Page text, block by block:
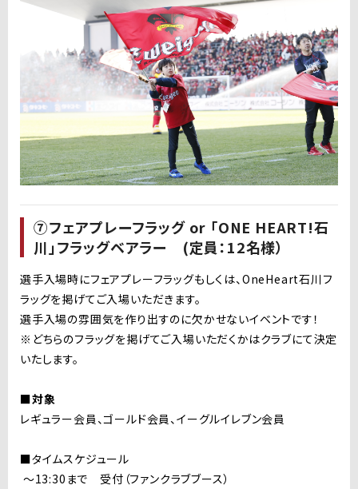
⑦フェアプレーフラッグ or 「ONE HEART!石
川」フラッグベアラー (定員：12名様）
選手入場時にフェアプレーフラッグもしくは、OneHeart石川フ
ラッグを掲げてご入場いただきます。
選手入場の雰囲気を作り出すのに欠かせないイベントです！
※どちらのフラッグを掲げてご入場いただくかはクラブにて決定
いたします。
■対象
レギュラー会員、ゴールド会員、イーグルイレブン会員
■タイムスケジュール
〜13:30まで 受付（ファンクラブブース）